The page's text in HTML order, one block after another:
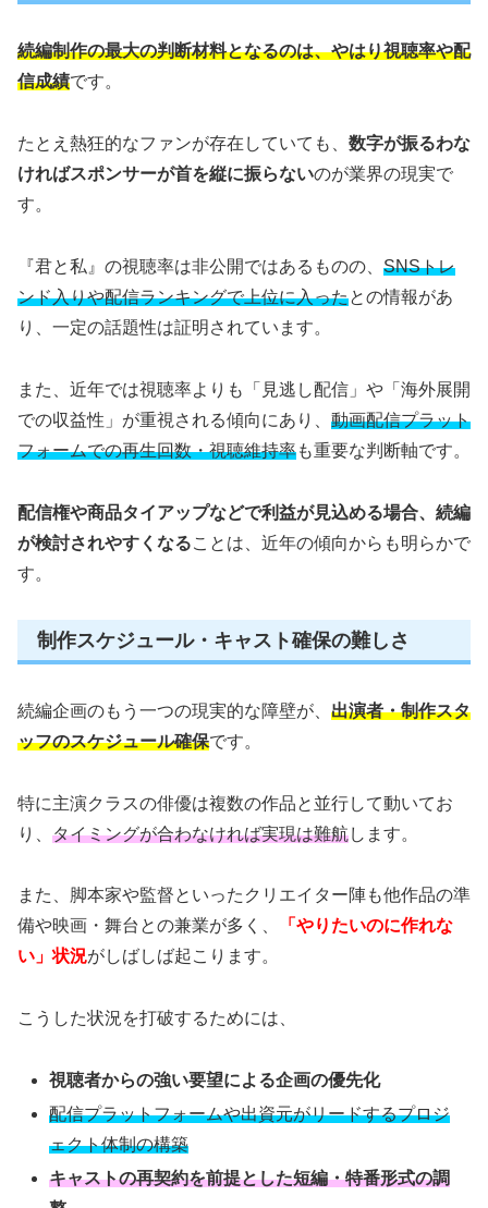
続編制作の最大の判断材料となるのは、やはり視聴率や配
信成績です。
たとえ熱狂的なファンが存在していても、 数字が振るわな
ければスポンサーが首を縦に振らないのが業界の現実で
す。
『君と私』の視聴率は非公開ではあるものの、 SNSトレ
ンド入りや配信ランキングで上位に入ったとの情報があ
り、一定の話題性は証明されています。
また、近年では視聴率よりも「見逃し配信」や「海外展開
での収益性」が重視される傾向にあり、 動画配信プラット
フォームでの再生回数・視聴維持率も重要な判断軸です。
配信権や商品タイアップなどで利益が見込める場合、続編
が検討されやすくなることは、近年の傾向からも明らかで
す。
制作スケジュール・キャスト確保の難しさ
続編企画のもう一つの現実的な障壁が、 出演者・制作スタ
ッフのスケジュール確保です。
特に主演クラスの俳優は複数の作品と並行して動いてお
り、 タイミングが合わなければ実現は難航します。
また、脚本家や監督といったクリエイター陣も他作品の準
備や映画・舞台との兼業が多く、
「やりたいのに作れな
い」状況がしばしば起こります。
こうした状況を打破するためには、
視聴者からの強い要望による企画の優先化
配信プラットフォームや出資元がリードするプロジ
ェクト体制の構築
キャストの再契約を前提とした短編・特番形式の調